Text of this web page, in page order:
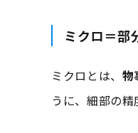
ミクロ＝部
ミクロとは、 物
うに、細部の精